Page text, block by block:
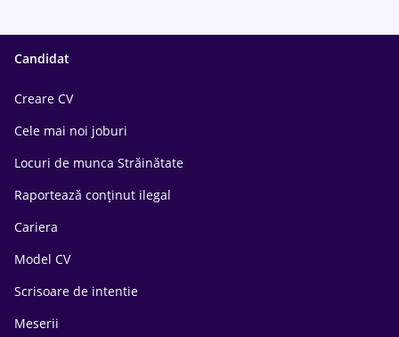
Candidat
Creare CV
Cele mai noi joburi
Locuri de munca Străinătate
Raportează conținut ilegal
Cariera
Model CV
Scrisoare de intentie
Meserii